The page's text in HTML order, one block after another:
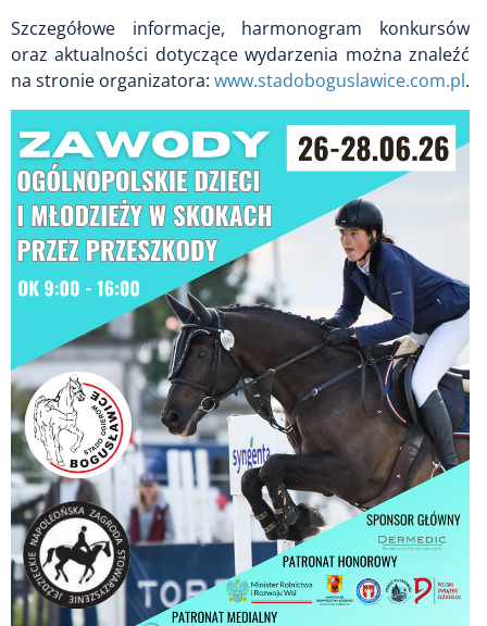
Szczegółowe informacje, harmonogram konkursów
oraz aktualności dotyczące wydarzenia można znaleźć
na stronie organizatora: www.stadoboguslawice.com.pl.